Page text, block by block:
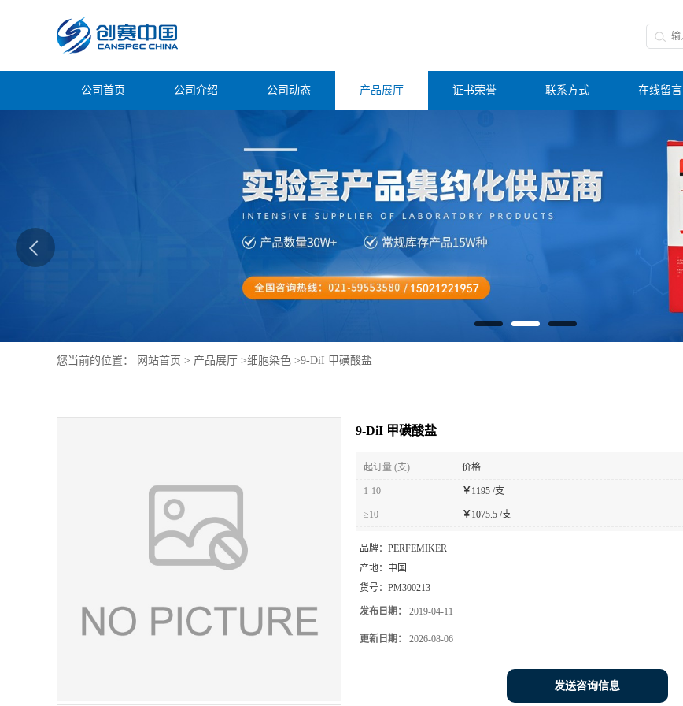
公司首页 公司介绍 公司动态 产品展厅 证书荣誉 联系方式 在线留言
您当前的位置： 网站首页 > 产品展厅 >细胞染色 >9-DiI 甲磺酸盐
9-DiI 甲磺酸盐
起订量 (支) 价格
1-10 ￥ 1195 /支
≥10 ￥ 1075.5 /支
品牌： PERFEMIKER
产地： 中国
货号： PM300213
发布日期： 2019-04-11
更新日期： 2026-08-06
发送咨询信息